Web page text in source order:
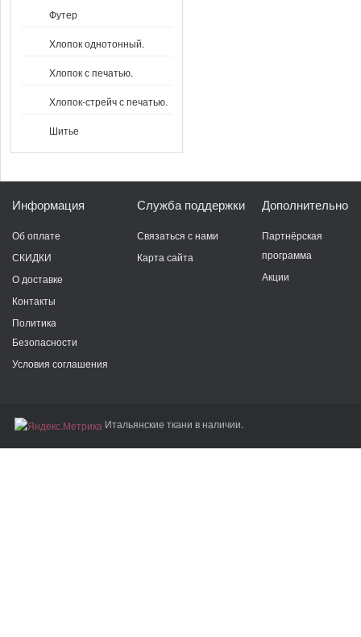
Футер
Хлопок однотонный.
Хлопок с печатью.
Хлопок-стрейч с печатью.
Шитье
Информация
Об оплате
СКИДКИ
О доставке
Контакты
Политика
Безопасности
Условия соглашения
Служба поддержки
Связаться с нами
Карта сайта
Дополнительно
Партнёрская
программа
Акции
Итальянские ткани в наличии.